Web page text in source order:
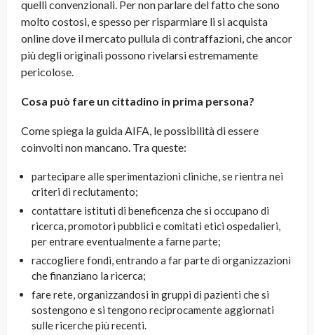
quelli convenzionali. Per non parlare del fatto che sono
molto costosi, e spesso per risparmiare li si acquista
online dove il mercato pullula di contraffazioni, che ancor
più degli originali possono rivelarsi estremamente
pericolose.
Cosa può fare un cittadino in prima persona?
Come spiega la guida AIFA, le possibilità di essere
coinvolti non mancano. Tra queste:
partecipare alle sperimentazioni cliniche, se rientra nei
criteri di reclutamento;
contattare istituti di beneficenza che si occupano di
ricerca, promotori pubblici e comitati etici ospedalieri,
per entrare eventualmente a farne parte;
raccogliere fondi, entrando a far parte di organizzazioni
che finanziano la ricerca;
fare rete, organizzandosi in gruppi di pazienti che si
sostengono e si tengono reciprocamente aggiornati
sulle ricerche più recenti.